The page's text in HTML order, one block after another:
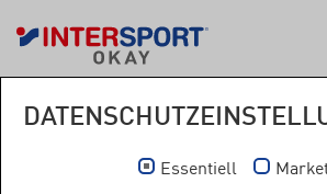
Essentiell